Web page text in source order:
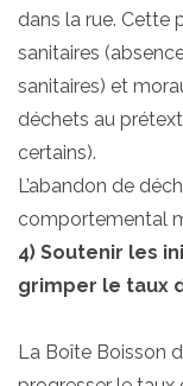
dans la rue. Cette
sanitaires
sanitaires) et
déchets au
certains).
L’abandon de
comportemental
4) Soutenir les
grimper le taux
La Boîte Boisson